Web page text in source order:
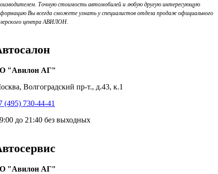
Точную стоимость автомобилей и любую другую интересующую
Вы всегда сможете узнать у специалистов отдела продаж официального
центра АВИЛОН.
"Авилон АГ"
Волгоградский пр-т., д.43, к.1
(495) 730-44-41
до 21:40 без выходных
"Авилон АГ"